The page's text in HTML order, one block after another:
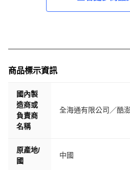
商品標示資訊
國內製
造商或
負責商
名稱
全海通有限公司／酷
原產地/
國
中國